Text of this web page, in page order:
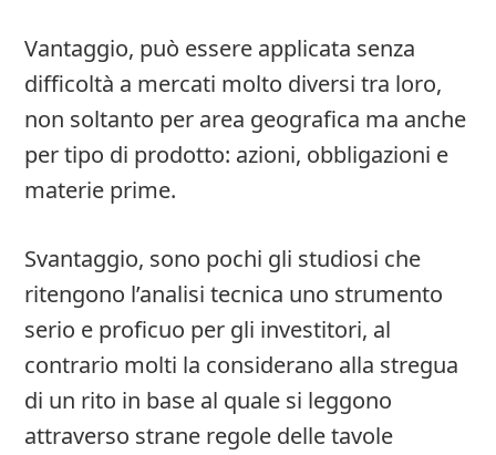
Vantaggio, può essere applicata senza
difficoltà a mercati molto diversi tra loro,
non soltanto per area geografica ma anche
per tipo di prodotto: azioni, obbligazioni e
materie prime.
Svantaggio, sono pochi gli studiosi che
ritengono l’analisi tecnica uno strumento
serio e proficuo per gli investitori, al
contrario molti la considerano alla stregua
di un rito in base al quale si leggono
attraverso strane regole delle tavole